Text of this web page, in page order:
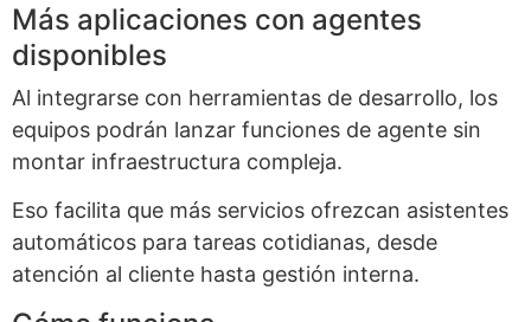
Más aplicaciones con agentes
disponibles
Al integrarse con herramientas de desarrollo, los
equipos podrán lanzar funciones de agente sin
montar infraestructura compleja.
Eso facilita que más servicios ofrezcan asistentes
automáticos para tareas cotidianas, desde
atención al cliente hasta gestión interna.